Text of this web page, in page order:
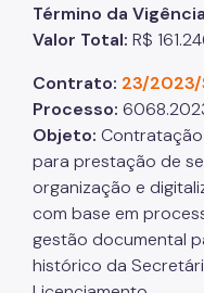
Término da
Valor Total: R$
Contrato: 23/2023/
Processo:
Objeto:
para prestação de
organização e
com base em
gestão documental
histórico da